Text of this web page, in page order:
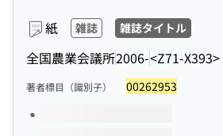
紙 雑誌 雑誌タイトル
全国農業会議所2006-<Z71-X393>
著者標目（識別子） 00262953
このタイトルの巻号